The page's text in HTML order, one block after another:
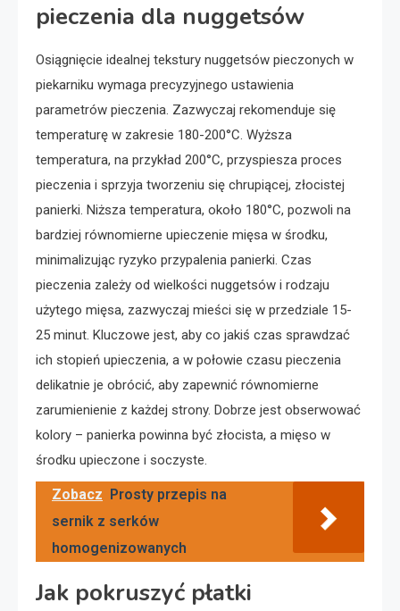
pieczenia dla nuggetsów
Osiągnięcie idealnej tekstury nuggetsów pieczonych w
piekarniku wymaga precyzyjnego ustawienia
parametrów pieczenia. Zazwyczaj rekomenduje się
temperaturę w zakresie 180-200°C. Wyższa
temperatura, na przykład 200°C, przyspiesza proces
pieczenia i sprzyja tworzeniu się chrupiącej, złocistej
panierki. Niższa temperatura, około 180°C, pozwoli na
bardziej równomierne upieczenie mięsa w środku,
minimalizując ryzyko przypalenia panierki. Czas
pieczenia zależy od wielkości nuggetsów i rodzaju
użytego mięsa, zazwyczaj mieści się w przedziale 15-
25 minut. Kluczowe jest, aby co jakiś czas sprawdzać
ich stopień upieczenia, a w połowie czasu pieczenia
delikatnie je obrócić, aby zapewnić równomierne
zarumienienie z każdej strony. Dobrze jest obserwować
kolory – panierka powinna być złocista, a mięso w
środku upieczone i soczyste.
Zobacz
Prosty przepis na
sernik z serków
homogenizowanych
Jak pokruszyć płatki